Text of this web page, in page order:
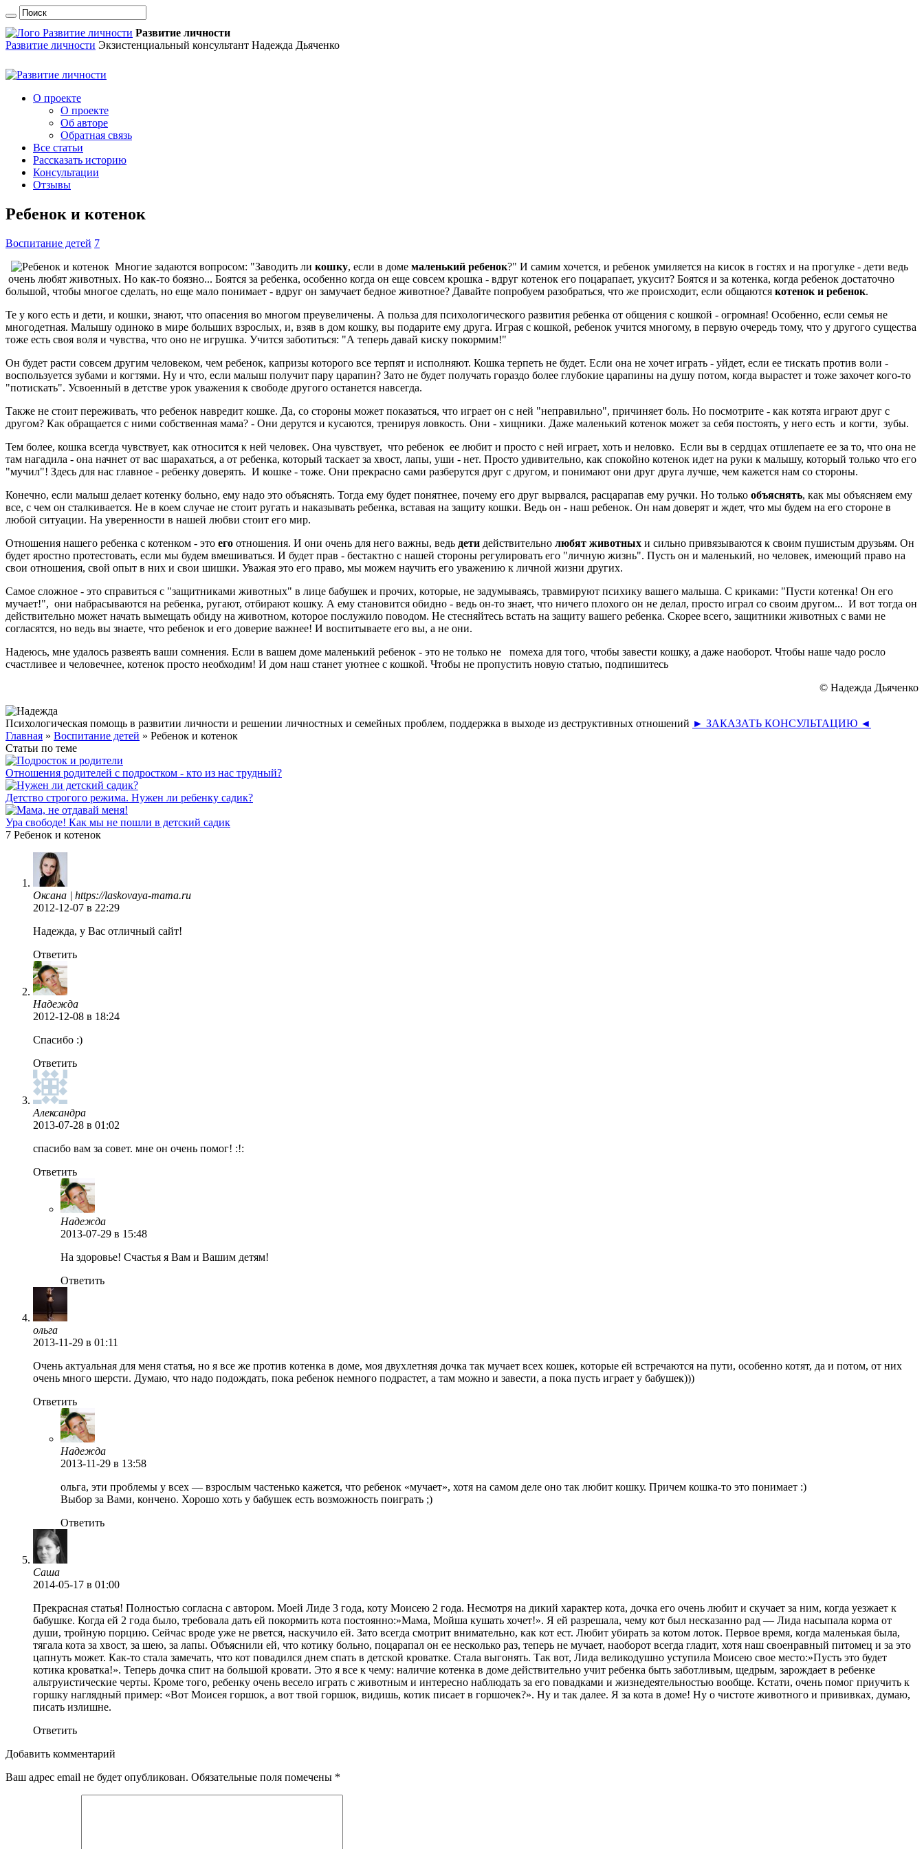
Развитие личности
Развитие личности Экзистенциальный консультант Надежда Дьяченко
О проекте
О проекте
Об авторе
Обратная связь
Все статьи
Рассказать историю
Консультации
Отзывы
Ребенок и котенок
Воспитание детей 7
Многие задаются вопросом: "Заводить ли кошку, если в доме маленький ребенок?" И самим хочется, и ребенок умиляется на кисок в гостях и на прогулке - дети ведь
очень любят животных. Но как-то боязно... Боятся за ребенка, особенно когда он еще совсем крошка - вдруг котенок его поцарапает, укусит? Боятся и за котенка, когда ребенок достаточно
большой, чтобы многое сделать, но еще мало понимает - вдруг он замучает бедное животное? Давайте попробуем разобраться, что же происходит, если общаются котенок и ребенок.
Те у кого есть и дети, и кошки, знают, что опасения во многом преувеличены. А польза для психологического развития ребенка от общения с кошкой - огромная! Особенно, если семья не
многодетная. Малышу одиноко в мире больших взрослых, и, взяв в дом кошку, вы подарите ему друга. Играя с кошкой, ребенок учится многому, в первую очередь тому, что у другого существа
тоже есть своя воля и чувства, что оно не игрушка. Учится заботиться: "А теперь давай киску покормим!"
Он будет расти совсем другим человеком, чем ребенок, капризы которого все терпят и исполняют. Кошка терпеть не будет. Если она не хочет играть - уйдет, если ее тискать против воли -
воспользуется зубами и когтями. Ну и что, если малыш получит пару царапин? Зато не будет получать гораздо более глубокие царапины на душу потом, когда вырастет и тоже захочет кого-то
"потискать". Усвоенный в детстве урок уважения к свободе другого останется навсегда.
Также не стоит переживать, что ребенок навредит кошке. Да, со стороны может показаться, что играет он с ней "неправильно", причиняет боль. Но посмотрите - как котята играют друг с
другом? Как обращается с ними собственная мама? - Они дерутся и кусаются, тренируя ловкость. Они - хищники. Даже маленький котенок может за себя постоять, у него есть и когти, зубы.
Тем более, кошка всегда чувствует, как относится к ней человек. Она чувствует, что ребенок ее любит и просто с ней играет, хоть и неловко. Если вы в сердцах отшлепаете ее за то, что она не
там нагадила - она начнет от вас шарахаться, а от ребенка, который таскает за хвост, лапы, уши - нет. Просто удивительно, как спокойно котенок идет на руки к малышу, который только что его
"мучил"! Здесь для нас главное - ребенку доверять. И кошке - тоже. Они прекрасно сами разберутся друг с другом, и понимают они друг друга лучше, чем кажется нам со стороны.
Конечно, если малыш делает котенку больно, ему надо это объяснять. Тогда ему будет понятнее, почему его друг вырвался, расцарапав ему ручки. Но только объяснять, как мы объясняем ему
все, с чем он сталкивается. Не в коем случае не стоит ругать и наказывать ребенка, вставая на защиту кошки. Ведь он - наш ребенок. Он нам доверят и ждет, что мы будем на его стороне в
любой ситуации. На уверенности в нашей любви стоит его мир.
Отношения нашего ребенка с котенком - это его отношения. И они очень для него важны, ведь дети действительно любят животных и сильно привязываются к своим пушистым друзьям. Он
будет яростно протестовать, если мы будем вмешиваться. И будет прав - бестактно с нашей стороны регулировать его "личную жизнь". Пусть он и маленький, но человек, имеющий право на
свои отношения, свой опыт в них и свои шишки. Уважая это его право, мы можем научить его уважению к личной жизни других.
Самое сложное - это справиться с "защитниками животных" в лице бабушек и прочих, которые, не задумываясь, травмируют психику вашего малыша. С криками: "Пусти котенка! Он его
мучает!", они набрасываются на ребенка, ругают, отбирают кошку. А ему становится обидно - ведь он-то знает, что ничего плохого он не делал, просто играл со своим другом... И вот тогда он
действительно может начать вымещать обиду на животном, которое послужило поводом. Не стесняйтесь встать на защиту вашего ребенка. Скорее всего, защитники животных с вами не
согласятся, но ведь вы знаете, что ребенок и его доверие важнее! И воспитываете его вы, а не они.
Надеюсь, мне удалось развеять ваши сомнения. Если в вашем доме маленький ребенок - это не только не помеха для того, чтобы завести кошку, а даже наоборот. Чтобы наше чадо росло
счастливее и человечнее, котенок просто необходим! И дом наш станет уютнее с кошкой. Чтобы не пропустить новую статью, подпишитесь
© Надежда Дьяченко
Психологическая помощь в развитии личности и решении личностных и семейных проблем, поддержка в выходе из деструктивных отношений ► ЗАКАЗАТЬ КОНСУЛЬТАЦИЮ ◄
Главная » Воспитание детей » Ребенок и котенок
Статьи по теме
Отношения родителей с подростком - кто из нас трудный?
Детство строгого режима. Нужен ли ребенку садик?
Ура свободе! Как мы не пошли в детский садик
7 Ребенок и котенок
Оксана | https://laskovaya-mama.ru
2012-12-07 в 22:29
Надежда, у Вас отличный сайт!
Ответить
Надежда
2012-12-08 в 18:24
Спасибо :)
Ответить
Александра
2013-07-28 в 01:02
спасибо вам за совет. мне он очень помог! :!:
Ответить
Надежда
2013-07-29 в 15:48
На здоровье! Счастья я Вам и Вашим детям!
Ответить
ольга
2013-11-29 в 01:11
Очень актуальная для меня статья, но я все же против котенка в доме, моя двухлетняя дочка так мучает всех кошек, которые ей встречаются на пути, особенно котят, да и потом, от них
очень много шерсти. Думаю, что надо подождать, пока ребенок немного подрастет, а там можно и завести, а пока пусть играет у бабушек)))
Ответить
Надежда
2013-11-29 в 13:58
ольга, эти проблемы у всех — взрослым частенько кажется, что ребенок «мучает», хотя на самом деле оно так любит кошку. Причем кошка-то это понимает :)
Выбор за Вами, кончено. Хорошо хоть у бабушек есть возможность поиграть ;)
Ответить
Саша
2014-05-17 в 01:00
Прекрасная статья! Полностью согласна с автором. Моей Лиде 3 года, коту Моисею 2 года. Несмотря на дикий характер кота, дочка его очень любит и скучает за ним, когда уезжает к
бабушке. Когда ей 2 года было, требовала дать ей покормить кота постоянно:»Мама, Мойша кушать хочет!». Я ей разрешала, чему кот был несказанно рад — Лида насыпала корма от
души, тройную порцию. Сейчас вроде уже не рвется, наскучило ей. Зато всегда смотрит внимательно, как кот ест. Любит убирать за котом лоток. Первое время, когда маленькая была,
тягала кота за хвост, за шею, за лапы. Объяснили ей, что котику больно, поцарапал он ее несколько раз, теперь не мучает, наоборот всегда гладит, хотя наш своенравный питомец и за это
цапнуть может. Как-то стала замечать, что кот повадился днем спать в детской кроватке. Стала выгонять. Так вот, Лида великодушно уступила Моисею свое место:»Пусть это будет
котика кроватка!». Теперь дочка спит на большой кровати. Это я все к чему: наличие котенка в доме действительно учит ребенка быть заботливым, щедрым, зарождает в ребенке
альтруистические черты. Кроме того, ребенку очень весело играть с животным и интересно наблюдать за его повадками и жизнедеятельностью вообще. Кстати, очень помог приучить к
горшку наглядный пример: «Вот Моисея горшок, а вот твой горшок, видишь, котик писает в горшочек?». Ну и так далее. Я за кота в доме! Ну о чистоте животного и прививках, думаю,
писать излишне.
Ответить
Добавить комментарий
Ваш адрес email не будет опубликован. Обязательные поля помечены *